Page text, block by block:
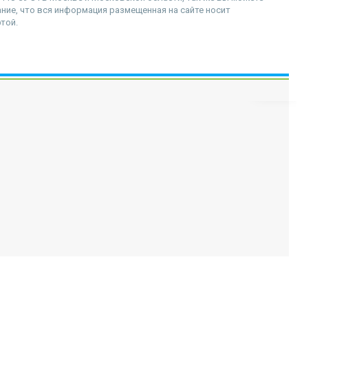
что вся информация размещенная на сайте носит
наверх